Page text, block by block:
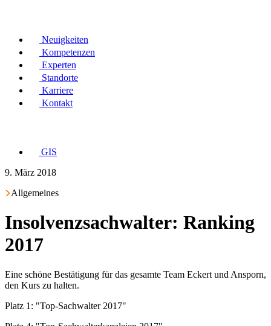
Neuigkeiten
Kompetenzen
Experten
Standorte
Karriere
Kontakt
GIS
9. März 2018
Allgemeines
Insolvenzsachwalter: Ranking
2017
Eine schöne Bestätigung für das gesamte Team Eckert und Ansporn,
den Kurs zu halten.
Platz 1: "Top-Sachwalter 2017"